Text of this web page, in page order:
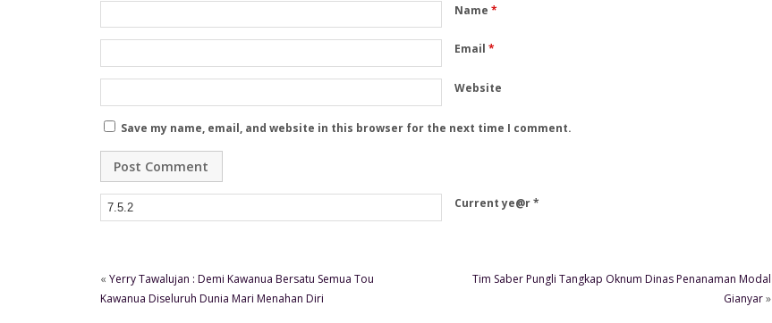
Name *
Email *
Website
Save my name, email, and website in this browser for the next time I comment.
Current ye@r*
« Yerry Tawalujan : Demi Kawanua Bersatu Semua Tou
Kawanua Diseluruh Dunia Mari Menahan Diri
Tim Saber Pungli Tangkap Oknum Dinas Penanaman Modal
Gianyar»